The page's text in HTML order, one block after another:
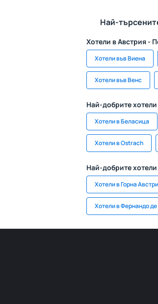
Най-
Хотели в Австрия -
Хотели във Виена
Хотели във Венс
Най-добрите
Хотели в Беласица
Хотели в Ostrach
Най-добрите
Хотели в Горна
Хотели в Фернандо